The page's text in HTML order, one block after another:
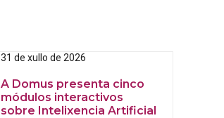
31 de xullo de 2026
A Domus presenta cinco
módulos interactivos
sobre Intelixencia Artificial